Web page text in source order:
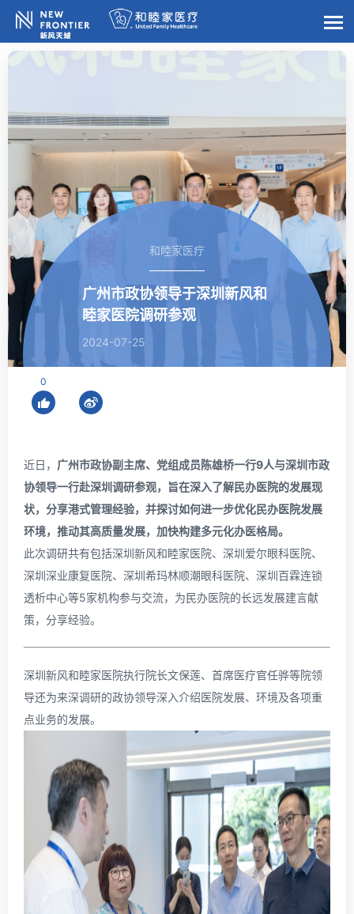
和睦家医疗
广州市政协领导于深圳新风和
睦家医院调研参观
2024-07-25
0
近日， 广州市政协副主席、党组成员陈雄桥一行9人与深圳市政
协领导一行赴深圳调研参观，旨在深入了解民办医院的发展现
状，分享港式管理经验，并探讨如何进一步优化民办医院发展
环境，推动其高质量发展，加快构建多元化办医格局。
此次调研共有包括深圳新风和睦家医院、深圳爱尔眼科医院、
深圳深业康复医院、深圳希玛林顺潮眼科医院、深圳百霖连锁
透析中心等5家机构参与交流，为民办医院的长远发展建言献
策，分享经验。
深圳新风和睦家医院执行院长文保莲、首席医疗官任骅等院领
导还为来深调研的政协领导深入介绍医院发展、环境及各项重
点业务的发展。